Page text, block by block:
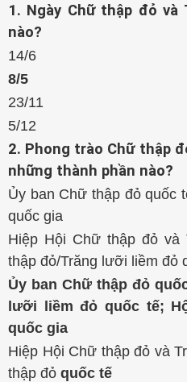
1. Ngày Chữ thập đỏ
nào?
14/6
8/5
23/11
5/12
2. Phong trào Chữ thập
những thành phần nào?
Ủy ban Chữ thập đỏ quốc
quốc gia
Hiệp Hội Chữ thập đỏ
thập đỏ/Trăng lưỡi liềm đỏ
Ủy ban Chữ thập đỏ
lưỡi liềm đỏ quốc tế;
quốc gia
Hiệp Hội Chữ thập đỏ và
thập đỏ quốc tế